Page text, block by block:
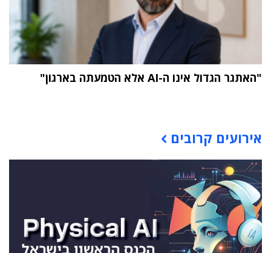
"האתגר הגדול אינו ה-AI אלא הטמעתה בארגון"
אירועים קרובים